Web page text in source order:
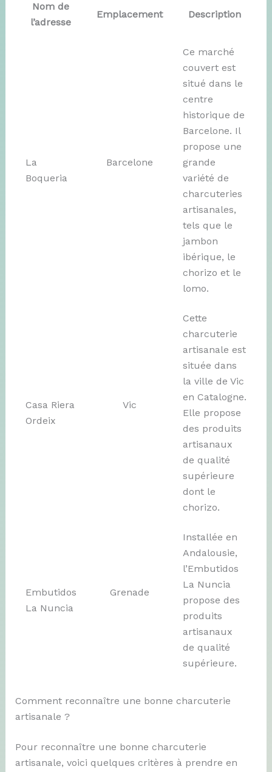
Nom de
l’adresse
Emplacement Description
La
Boqueria
Barcelone
Ce marché
couvert est
situé dans le
centre
historique de
Barcelone. Il
propose une
grande
variété de
charcuteries
artisanales,
tels que le
jambon
ibérique, le
chorizo et le
lomo.
Casa Riera
Ordeix
Vic
Cette
charcuterie
artisanale est
située dans
la ville de Vic
en Catalogne.
Elle propose
des produits
artisanaux
de qualité
supérieure
dont le
chorizo.
Embutidos
La Nuncia
Grenade
Installée en
Andalousie,
l’Embutidos
La Nuncia
propose des
produits
artisanaux
de qualité
supérieure.
Comment reconnaître une bonne charcuterie
artisanale ?
Pour reconnaître une bonne charcuterie
artisanale, voici quelques critères à prendre en